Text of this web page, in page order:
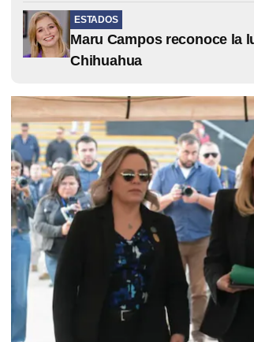
ESTADOS
Maru Campos reconoce la
Chihuahua